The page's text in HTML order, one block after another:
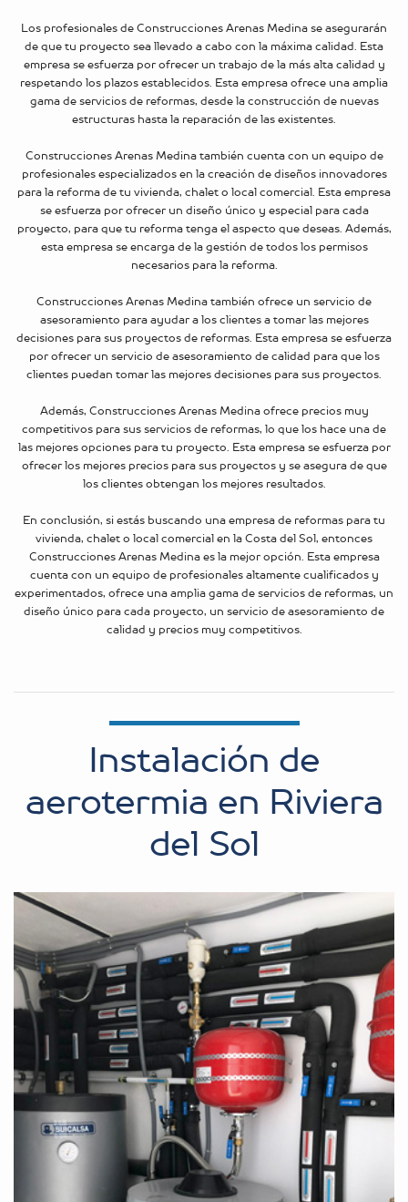
Los profesionales de Construcciones Arenas Medina se asegurarán
de que tu proyecto sea llevado a cabo con la máxima calidad. Esta
empresa se esfuerza por ofrecer un trabajo de la más alta calidad y
respetando los plazos establecidos. Esta empresa ofrece una amplia
gama de servicios de reformas, desde la construcción de nuevas
estructuras hasta la reparación de las existentes.
Construcciones Arenas Medina también cuenta con un equipo de
profesionales especializados en la creación de diseños innovadores
para la reforma de tu vivienda, chalet o local comercial. Esta empresa
se esfuerza por ofrecer un diseño único y especial para cada
proyecto, para que tu reforma tenga el aspecto que deseas. Además,
esta empresa se encarga de la gestión de todos los permisos
necesarios para la reforma.
Construcciones Arenas Medina también ofrece un servicio de
asesoramiento para ayudar a los clientes a tomar las mejores
decisiones para sus proyectos de reformas. Esta empresa se esfuerza
por ofrecer un servicio de asesoramiento de calidad para que los
clientes puedan tomar las mejores decisiones para sus proyectos.
Además, Construcciones Arenas Medina ofrece precios muy
competitivos para sus servicios de reformas, lo que los hace una de
las mejores opciones para tu proyecto. Esta empresa se esfuerza por
ofrecer los mejores precios para sus proyectos y se asegura de que
los clientes obtengan los mejores resultados.
En conclusión, si estás buscando una empresa de reformas para tu
vivienda, chalet o local comercial en la Costa del Sol, entonces
Construcciones Arenas Medina es la mejor opción. Esta empresa
cuenta con un equipo de profesionales altamente cualificados y
experimentados, ofrece una amplia gama de servicios de reformas, un
diseño único para cada proyecto, un servicio de asesoramiento de
calidad y precios muy competitivos.
Instalación de
aerotermia en Riviera
del Sol